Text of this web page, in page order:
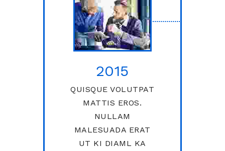
2015
QUISQUE VOLUTPAT
MATTIS EROS.
NULLAM
MALESUADA ERAT
UT KI DIAML KA